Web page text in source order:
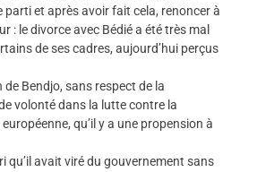
et après avoir fait cela, renoncer à
: le divorce avec Bédié a été très mal
de ses cadres, aujourd’hui perçus
Bendjo, sans respect de la
volonté dans la lutte contre la
qu’il y a une propension à
qu’il avait viré du gouvernement sans